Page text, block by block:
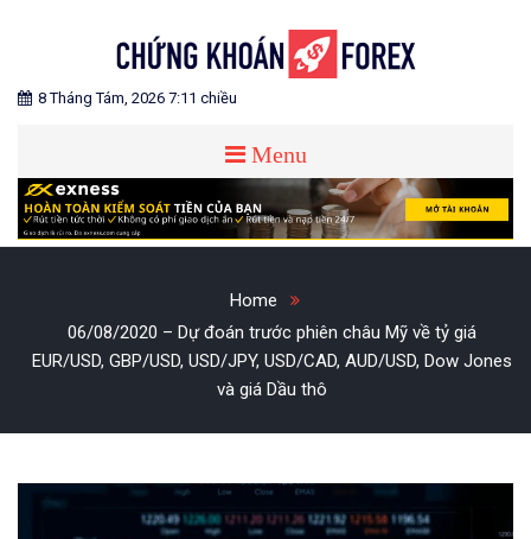
CHỨNG KHOÁN FOREX
Blog chia sẻ về Chứng Khoán và Forex
8 Tháng Tám, 2026 7:11 chiều
Menu
Home
06/08/2020 – Dự đoán trước phiên châu Mỹ về tỷ giá
EUR/USD, GBP/USD, USD/JPY, USD/CAD, AUD/USD, Dow Jones
và giá Dầu thô